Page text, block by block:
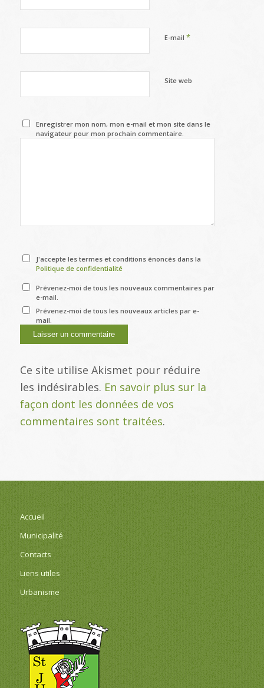
E-mail *
Site web
Enregistrer mon nom, mon e-mail et mon site dans le
navigateur pour mon prochain commentaire.
J'accepte les termes et conditions énoncés dans la
Politique de confidentialité
Prévenez-moi de tous les nouveaux commentaires par
e-mail.
Prévenez-moi de tous les nouveaux articles par e-
mail.
Ce site utilise Akismet pour réduire
les indésirables. En savoir plus sur la
façon dont les données de vos
commentaires sont traitées.
Accueil
Municipalité
Contacts
Liens utiles
Urbanisme